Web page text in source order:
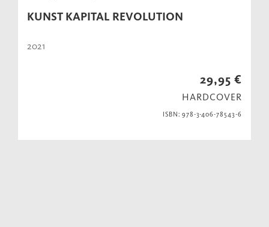
KUNST KAPITAL REVOLUTION
2021
29,95 €
HARDCOVER
ISBN: 978-3-406-78543-6